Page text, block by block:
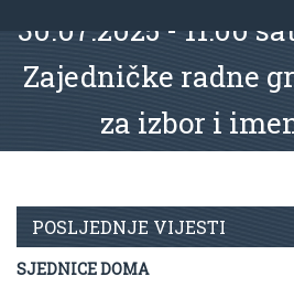
30.07.2025 - 11:00
Zajedničke radne
za izbor i
POSLJEDNJE VIJESTI
SJEDNICE DOMA